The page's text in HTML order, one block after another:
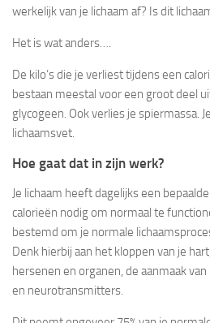
werkelijk van je lichaam af? Is dit
Het is wat anders….
De kilo’s die je verliest tijdens een
bestaan meestal voor een groot deel
glycogeen. Ook verlies je spiermassa.
lichaamsvet.
Hoe gaat dat in zijn werk?
Je lichaam heeft dagelijks een
calorieën nodig om normaal te
bestemd om je normale
Denk hierbij aan het kloppen van je
hersenen en organen, de aanmaak
en neurotransmitters.